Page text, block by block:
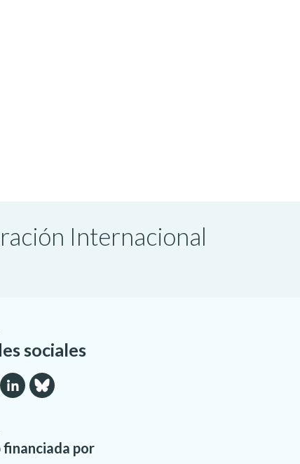
Internacional
sociales
financiada por